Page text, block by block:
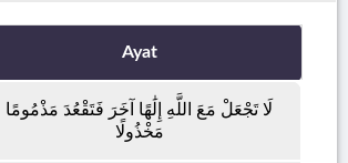
Ayat
لَا تَجْعَلْ مَعَ اللَّهِ إِلَٰهًا آخَرَ فَتَقْعُدَ مَذْمُومًا
مَخْذُولًا